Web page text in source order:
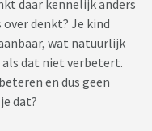
daar kennelijk anders
denkt? Je kind
wat natuurlijk
dat niet verbetert.
en dus geen
dat?